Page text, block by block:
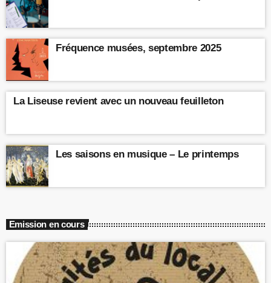
Fréquence musées, septembre 2025
La Liseuse revient avec un nouveau feuilleton
Les saisons en musique – Le printemps
Emission en cours